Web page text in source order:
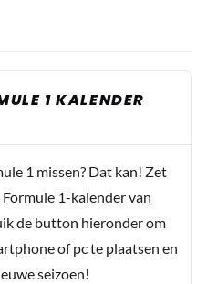
1 KALENDER
1 missen? Dat kan! Zet
1-kalender van
de button hieronder om
of pc te plaatsen en
seizoen!